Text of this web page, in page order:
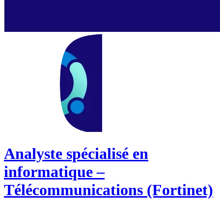
Analyste spécialisé en
informatique –
Télécommunications (Fortinet)